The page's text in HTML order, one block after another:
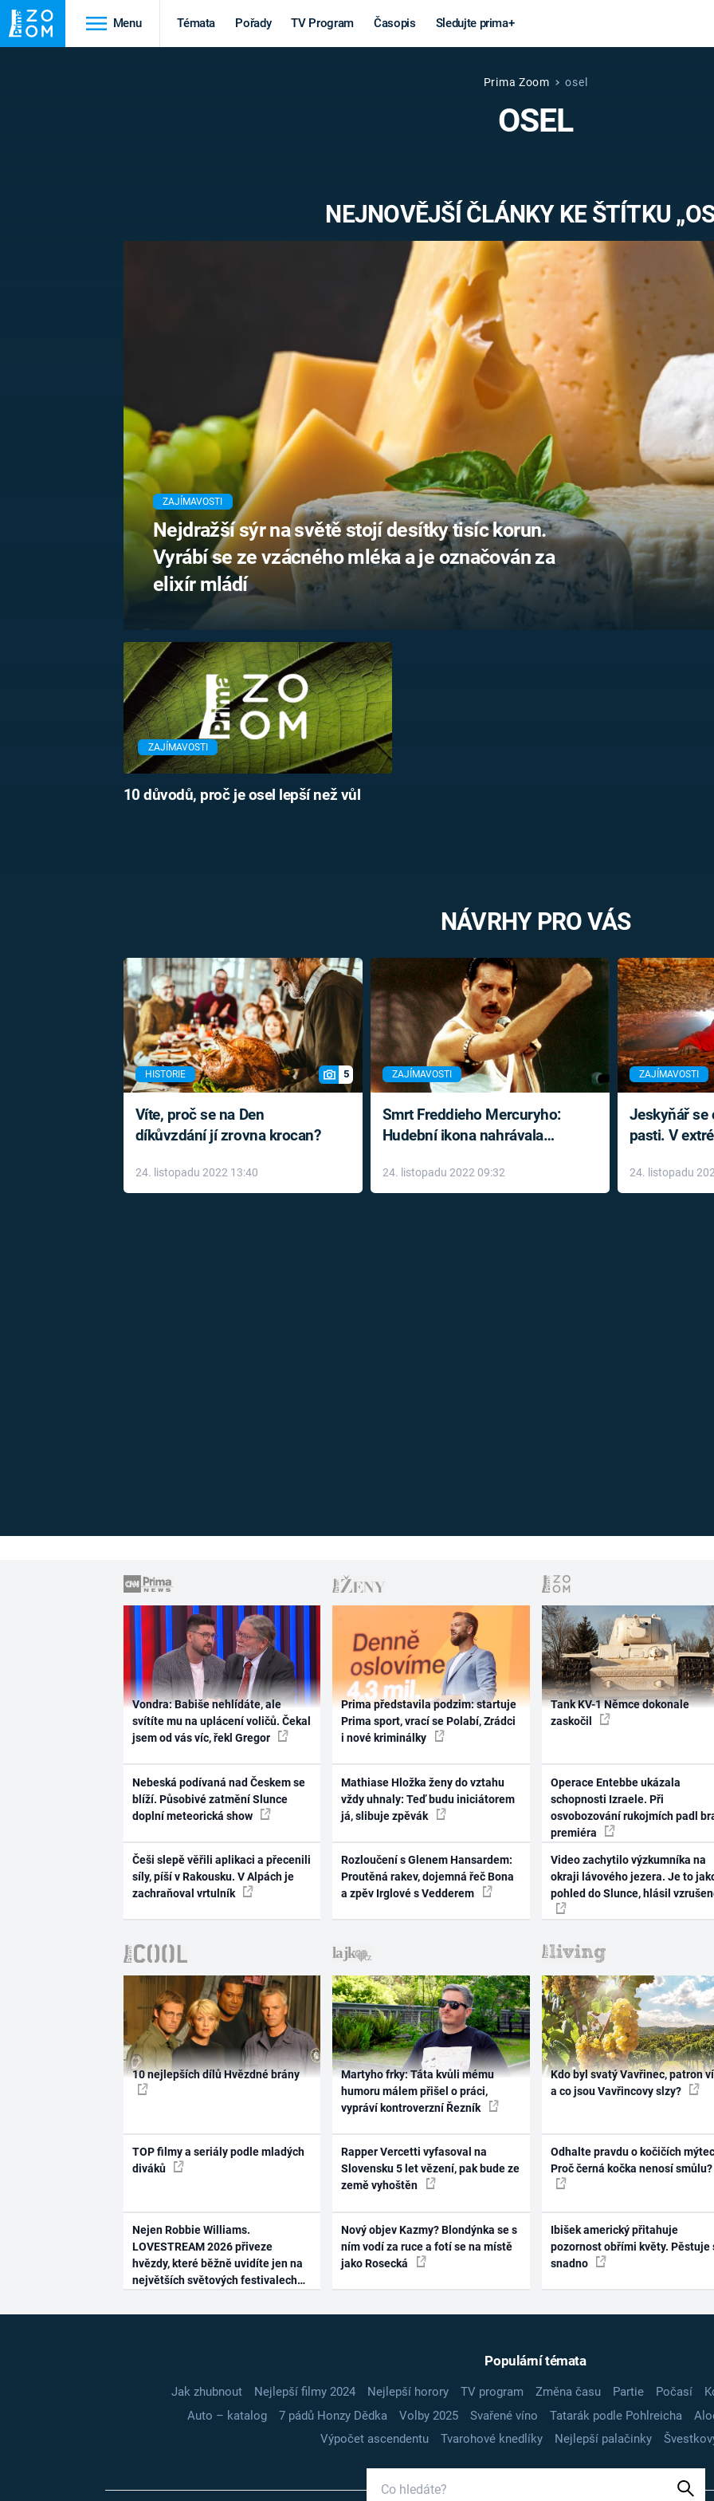
Menu Témata Pořady TV Program Časopis Sledujte prima+
STAROVĚKÝ EGYPT
technika
MARS
VÁLEČNÉ
PRVNÍ SVĚTOVÁ
MARIE TEREZIE
NAPOLEON
BONAPARTE
BRITSKÁ
KRÁLOVSKÁ
RODINA
Záhady a
konspirace
UFO A
MIMOZEMŠŤANÉ
UTAJENÉ PŘÍBĚHY
ČESKÝCH DĚJIN
ALTERNATIVNÍ
HISTORIE
FILMY
REALITA
HORORY
OPTICKÉ
KLAMY
Prima Zoom osel
OSEL
NEJNOVĚJŠÍ ČLÁNKY KE ŠTÍTKU
ZAJÍMAVOSTI
Nejdražší sýr na světě stojí desítky tisíc korun.
Vyrábí se ze vzácného mléka a je označován za
elixír mládí
ZAJÍMAVOSTI
10 důvodů, proč je osel lepší než vůl
NÁVRHY PRO VÁS
HISTORIE 5
Víte, proč se na Den
díkůvzdání jí zrovna krocan?
24. listopadu 2022 13:40
ZAJÍMAVOSTI
Smrt Freddieho Mercuryho:
Hudební ikona nahrávala
léky
24. listopadu 2022 09:32
ZAJÍMAVOSTI
Jeskyňář se
pasti. V
24. listopadu
Vondra: Babiše nehlídáte, ale
svítíte mu na uplácení voličů. Čekal
jsem od vás víc, řekl Gregor
Nebeská podívaná nad Českem se
blíží. Působivé zatmění Slunce
doplní meteorická show
Češi slepě věřili aplikaci a přecenili
síly, píší v Rakousku. V Alpách je
zachraňoval vrtulník
Prima představila podzim: startuje
Prima sport, vrací se Polabí, Zrádci
i nové kriminálky
Mathiase Hložka ženy do vztahu
vždy uhnaly: Teď budu iniciátorem
já, slibuje zpěvák
Rozloučení s Glenem Hansardem:
Proutěná rakev, dojemná řeč Bona
a zpěv Irglové s Vedderem
Tank KV-1 Němce dokonale
zaskočil
Operace Entebbe ukázala
schopnosti Izraele. Při
osvobozování rukojmích padl
premiéra
Video zachytilo výzkumníka na
okraji lávového jezera. Je to
pohled do Slunce, hlásil
10 nejlepších dílů Hvězdné brány
TOP filmy a seriály podle mladých
diváků
Nejen Robbie Williams.
LOVESTREAM 2026 přiveze
hvězdy, které běžně uvidíte jen na
největších světových festivalech
Martyho frky: Táta kvůli mému
humoru málem přišel o práci,
vypráví kontroverzní Řezník
Rapper Vercetti vyfasoval na
Slovensku 5 let vězení, pak bude ze
země vyhoštěn
Nový objev Kazmy? Blondýnka se s
ním vodí za ruce a fotí se na místě
jako Rosecká
Kdo byl svatý Vavřinec, patron
a co jsou Vavřincovy slzy?
Odhalte pravdu o kočičích
Proč černá kočka nenosí smůlu?
Ibišek americký přitahuje
pozornost obřími květy. Pěstuje
snadno
Populární témata
Jak zhubnout Nejlepší filmy 2024 Nejlepší horory TV program Změna času Partie Počasí
Auto – katalog
7 pádů Honzy Dědka Volby 2025 Svařené víno Tatarák podle Pohlreicha
Výpočet ascendentu
Tvarohové knedlíky Nejlepší palačinky